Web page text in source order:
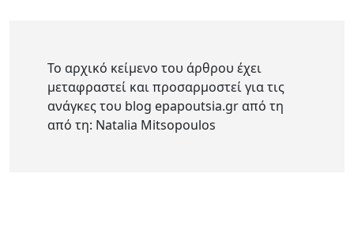
Το αρχικό κείμενο του άρθρου έχει
μεταφραστεί και προσαρμοστεί για τις
ανάγκες του blog epapoutsia.gr από τη
από τη: Natalia Mitsopoulos